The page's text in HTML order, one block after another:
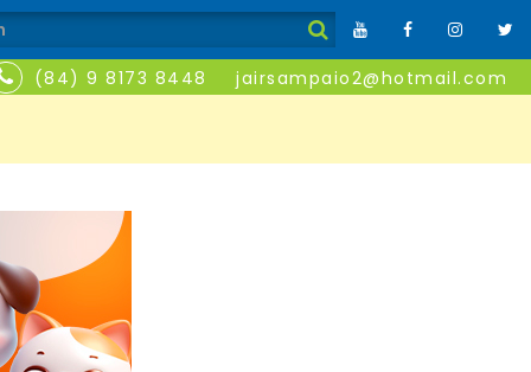
(84) 9 8173 8448 jairsampaio2@hotmail.com